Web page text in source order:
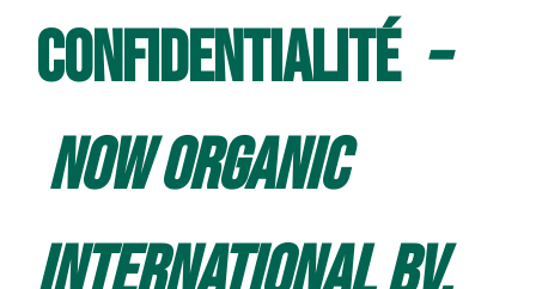
confidentialité –
Now Organic